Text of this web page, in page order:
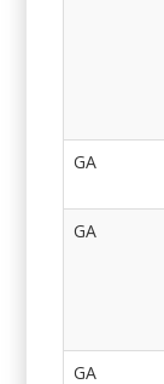
GA
GA
GA